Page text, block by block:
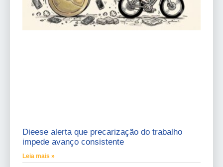
Dieese alerta que precarização do trabalho
impede avanço consistente
Leia mais »